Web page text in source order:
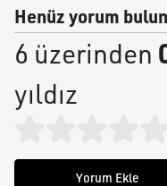
Henüz yorum
6 üzerinden
yıldız
Yorum Ekle